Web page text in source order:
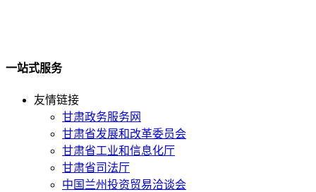
一站式服务
友情链接
甘肃政务服务网
甘肃省发展和改革委员会
甘肃省工业和信息化厅
甘肃省司法厅
中国兰州投资贸易洽谈会